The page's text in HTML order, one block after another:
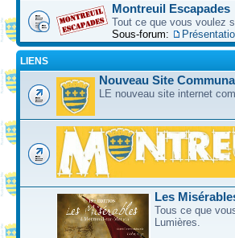
Montreuil Escapades
Tout ce que vous voulez
Sous-forum:
LIENS
Nouveau Site
LE nouveau site internet
Les
Tous ce que
Lumières.